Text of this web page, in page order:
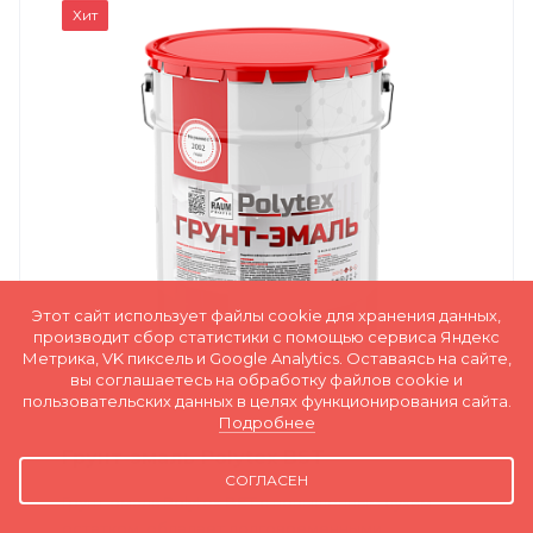
Хит
Грунт-эмаль Polytex BST
Грунт-эмаль Polytex BST c повышенным сухим
Этот сайт использует файлы cookie для хранения данных,
производит сбор статистики с помощью сервиса Яндекс
Метрика, VK пиксель и Google Analytics. Оставаясь на сайте,
вы соглашаетесь на обработку файлов cookie и
пользовательских данных в целях функционирования сайта.
Подробнее
СОГЛАСЕН